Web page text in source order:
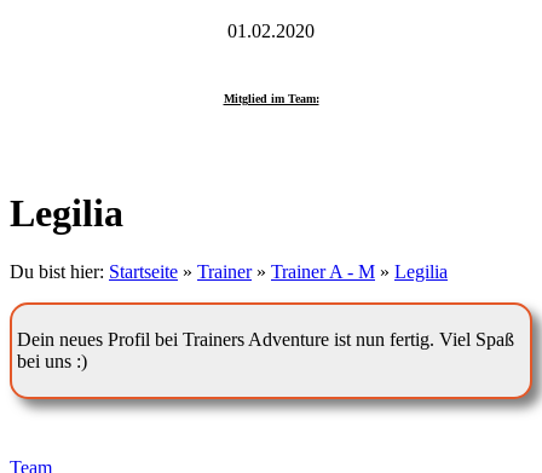
01.02.2020
Mitglied im Team:
Legilia
Du bist hier: Startseite » Trainer» Trainer A - M » Legilia
Dein neues Profil bei Trainers Adventure ist nun fertig. Viel Spaß
bei uns :)
Team